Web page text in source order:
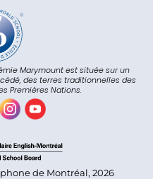
Marymount est située sur un
des terres traditionnelles des
Premières Nations.
de Montréal, 2026